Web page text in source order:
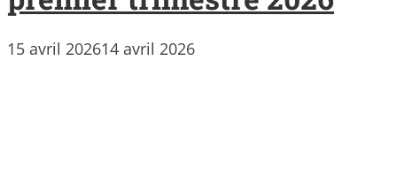
15 avril 202614 avril 2026